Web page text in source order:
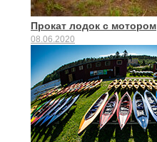
Прокат лодок с мотором
08.06.2020